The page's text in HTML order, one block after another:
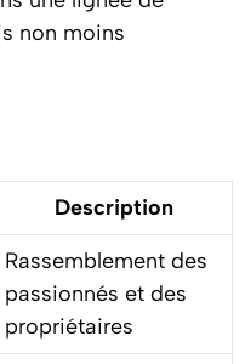
non moins
Description
Rassemblement des
passionnés et des
propriétaires